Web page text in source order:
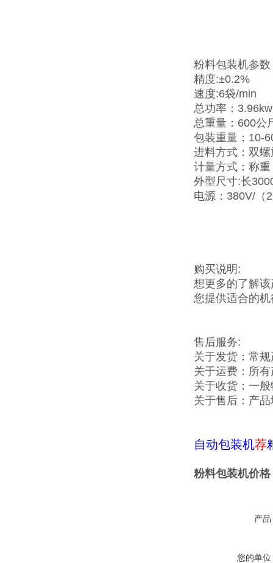
粉料包装机参数
精度:±0.2%
速度:6袋/min
总功率：
总重量：600公
包装重量：10-
进料方式：双
计量方式：称
外型尺寸:长
电源：380V/（
购买说明:
想更多的了解
您提供适合的
售后服务:
关于发货：常
关于运费：所
关于收货：一
关于售后：产
自动包装机荐
粉料包装机价格
产品
您的单位